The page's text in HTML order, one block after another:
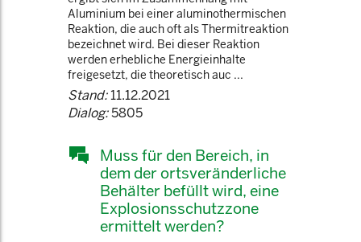
Aluminium bei einer aluminothermischen
Reaktion, die auch oft als Thermitreaktion
bezeichnet wird. Bei dieser Reaktion
werden erhebliche Energieinhalte
freigesetzt, die theoretisch auc ...
Stand:11.12.2021
Dialog:5805
Muss für den Bereich, in
dem der ortsveränderliche
Behälter befüllt wird, eine
Explosionsschutzzone
ermittelt werden?